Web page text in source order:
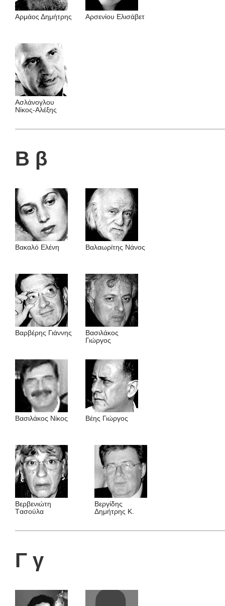
Αρμάος Δημήτρης Αρσενίου Ελισάβετ
Ασλάνογλου
Nίκος-Aλέξης
Β β
Βακαλό Eλένη Βαλαωρίτης Nάνος
Βαρβέρης Γιάννης
Βασιλάκος
Γιώργος
Βασιλάκος Νίκος Βέης Γιώργος
Βερβενιώτη
Tασούλα
Βεργίδης
Δημήτρης K.
Γ γ